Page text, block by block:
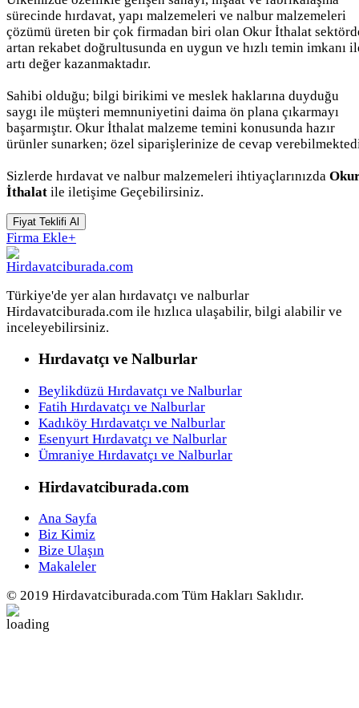
sürecinde hırdavat, yapı malzemeleri ve nalbur malzemeleri
çözümü üreten bir çok firmadan biri olan Okur İthalat
artan rekabet doğrultusunda en uygun ve hızlı temin imkanı
artı değer kazanmaktadır.
Sahibi olduğu; bilgi birikimi ve meslek haklarına duyduğu
saygı ile müşteri memnuniyetini daima ön plana çıkarmayı
başarmıştır. Okur İthalat malzeme temini konusunda hazır
ürünler sunarken; özel siparişlerinize de cevap
Sizlerde hırdavat ve nalbur malzemeleri ihtiyaçlarınızda
İthalat ile iletişime Geçebilirsiniz.
Fiyat Teklifi Al
Firma Ekle+
Türkiye'de yer alan hırdavatçı ve nalburlar
Hirdavatciburada.com ile hızlıca ulaşabilir, bilgi alabilir ve
inceleyebilirsiniz.
Hırdavatçı ve Nalburlar
Beylikdüzü Hırdavatçı ve Nalburlar
Fatih Hırdavatçı ve Nalburlar
Kadıköy Hırdavatçı ve Nalburlar
Esenyurt Hırdavatçı ve Nalburlar
Ümraniye Hırdavatçı ve Nalburlar
Hirdavatciburada.com
Ana Sayfa
Biz Kimiz
Bize Ulaşın
Makaleler
© 2019 Hirdavatciburada.com Tüm Hakları Saklıdır.